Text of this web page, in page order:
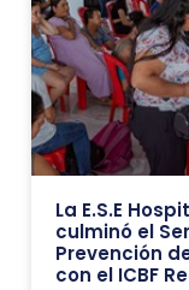
La E.S.E
culminó el
Prevención
con el ICBF